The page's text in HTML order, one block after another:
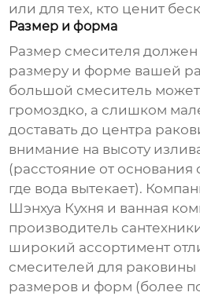
или для тех, кто ценит
Размер и форма
Размер смесителя должен
размеру и форме вашей
большой смеситель может
громоздко, а слишком
доставать до центра
внимание на высоту
(расстояние от основания
где вода вытекает).
Шэнхуа Кухня и ванная
производитель
широкий ассортимент
смесителей для раковины
размеров и форм (более